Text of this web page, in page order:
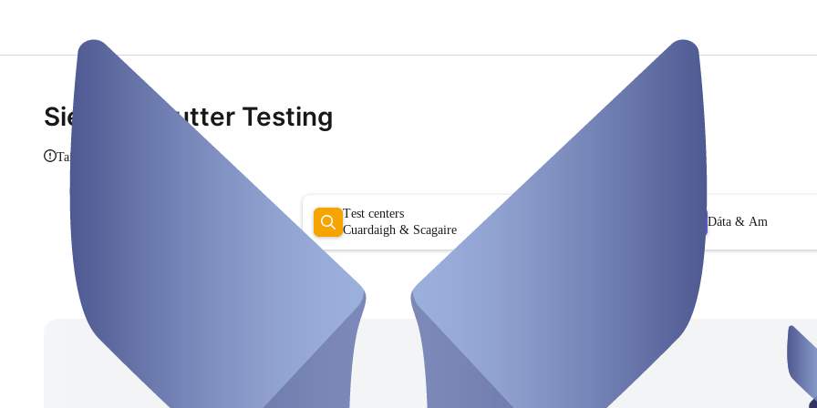
Siegbert Putter Testing
Taispeáin eolas
Test centers
Cuardaigh & Scagaire
Dáta & Am